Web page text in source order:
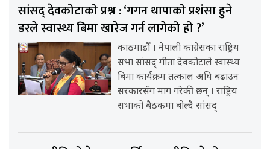
सांसद् देवकोटाको प्रश्न : ‘गगन थापाको प्रशंसा हुने
डरले स्वास्थ्य बिमा खारेज गर्न लागेको हो ?’
काठमाडौँ । नेपाली कांग्रेसका राष्ट्रिय
सभा सांसद् गीता देवकोटाले स्वास्थ्य
बिमा कार्यक्रम तत्काल अघि बढाउन
सरकारसँग माग गरेकी छन् । राष्ट्रिय
सभाको बैठकमा बोल्दै सांसद्